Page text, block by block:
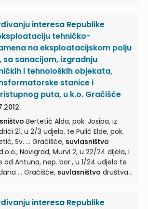
ud. Antuna rođ. Klaić, Weller Jele ž. Iva rođ. ... Palje Brdo,
Luke pok. Antuna, Bećir Antuna pok.
Lukove, Čupić mldb. ...
interesa Republike
tehničko-
na eksploatacijskom polju
sa sanacijom, izgradnju
i tehnoloških objekata,
stanice i
puta, u k.o. Gračišće
Bertetić Alda, pok. Josipa, iz
21, u 2/3 udjela, te Pulić Elde, pok.
Josipa rođ. Bertetić, Sv. ... Gračišće, suvlasništvo
Novigrad, Murvi 2, u 22/24 dijela, i
od Antuna, nep. bor., u 1/24 udjela te
Mijandrušić Đordana ... Gračišće, suvlasništvo društva
... Gračišće,suvlasništvodruštva Cavea
interesa Republike